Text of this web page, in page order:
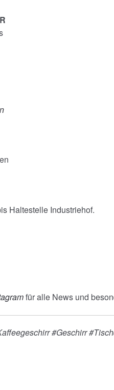
Haltestelle Industriehof.
für alle News und
#Geschirr